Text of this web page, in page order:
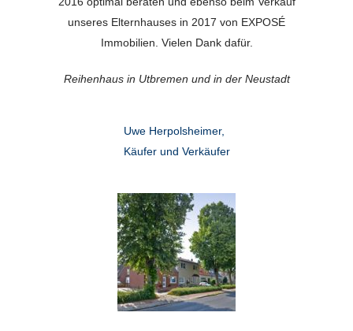
unseres Elternhauses in 2017 von EXPOSÉ
Immobilien. Vielen Dank dafür.
Reihenhaus in Utbremen und in der Neustadt
Uwe Herpolsheimer,
Käufer und Verkäufer